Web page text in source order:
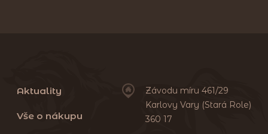
Aktuality
Vše o nákupu
Závodu míru 461/29
Karlovy Vary (Stará Role)
360 17